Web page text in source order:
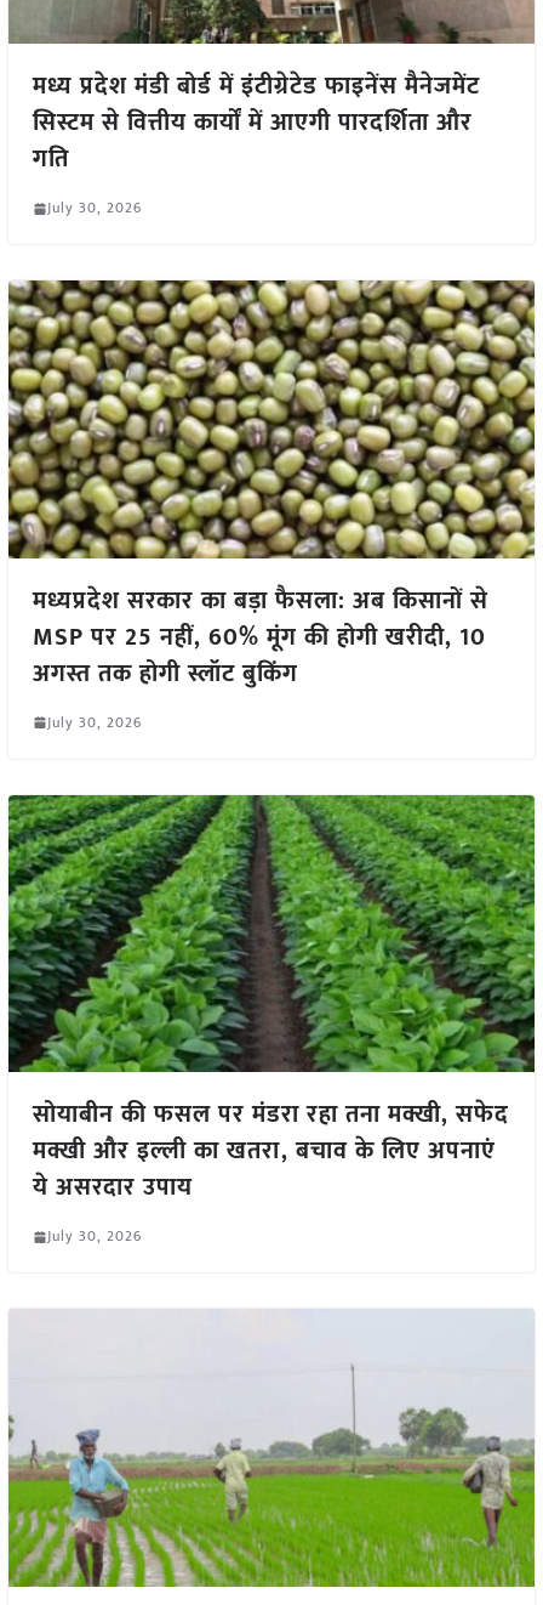
मध्य प्रदेश मंडी बोर्ड में इंटीग्रेटेड फाइनेंस मैनेजमेंट
सिस्टम से वित्तीय कार्यों में आएगी पारदर्शिता और
गति
July 30, 2026
मध्यप्रदेश सरकार का बड़ा फैसला: अब किसानों से
MSP पर 25 नहीं, 60% मूंग की होगी खरीदी, 10
अगस्त तक होगी स्लॉट बुकिंग
July 30, 2026
सोयाबीन की फसल पर मंडरा रहा तना मक्खी, सफेद
मक्खी और इल्ली का खतरा, बचाव के लिए अपनाएं
ये असरदार उपाय
July 30, 2026